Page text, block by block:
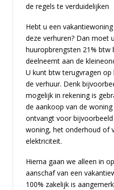
de regels te verduidelijken
Hebt u een
deze verhuren? Dan moet
huuropbrengsten 21% btw
deelneemt aan de
U kunt btw terugvragen
de verhuur. Denk
mogelijk in rekening is
de aankoop van de
ontvangt voor
woning, het onderhoud of
elektriciteit.
Hierna gaan we alleen in
aanschaf van een
100% zakelijk is